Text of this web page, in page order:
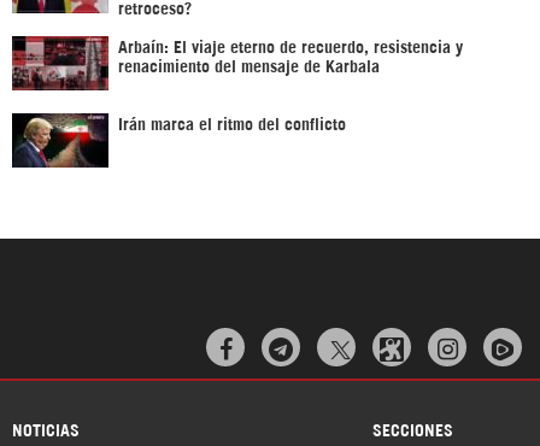
retroceso?
Arbaín: El viaje eterno de recuerdo, resistencia y
renacimiento del mensaje de Karbala
Irán marca el ritmo del conflicto
  
NOTICIAS SECCIONES